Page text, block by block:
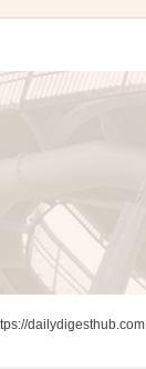
dailydigesthub.com